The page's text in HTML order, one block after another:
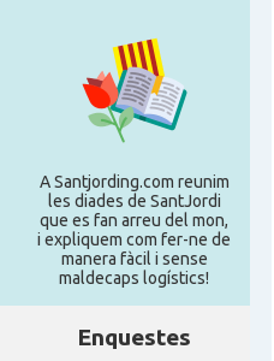
A Santjording.com reunim
les diades de SantJordi
que es fan arreu del mon,
i expliquem com fer-ne de
manera fàcil i sense
maldecaps logí­stics!
Enquestes